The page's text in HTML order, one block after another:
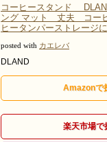
コーヒースタンド
ング マット 丈夫 コー
ヒータンパーストレージ
posted with カエレバ
DLAND
Amazonで
楽天市場で